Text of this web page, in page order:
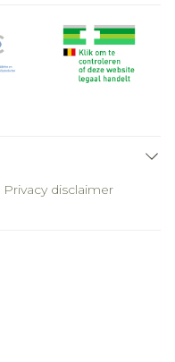
Privacy disclaimer